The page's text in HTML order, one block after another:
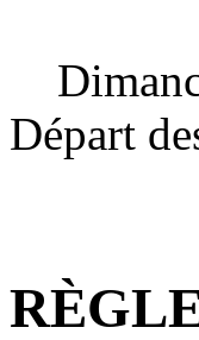
Départ